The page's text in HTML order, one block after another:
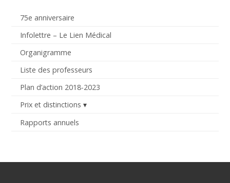
75e anniversaire
Infolettre – Le Lien Médical
Organigramme
Liste des professeurs
Plan d’action 2018-2023
Prix et distinctions
Rapports annuels